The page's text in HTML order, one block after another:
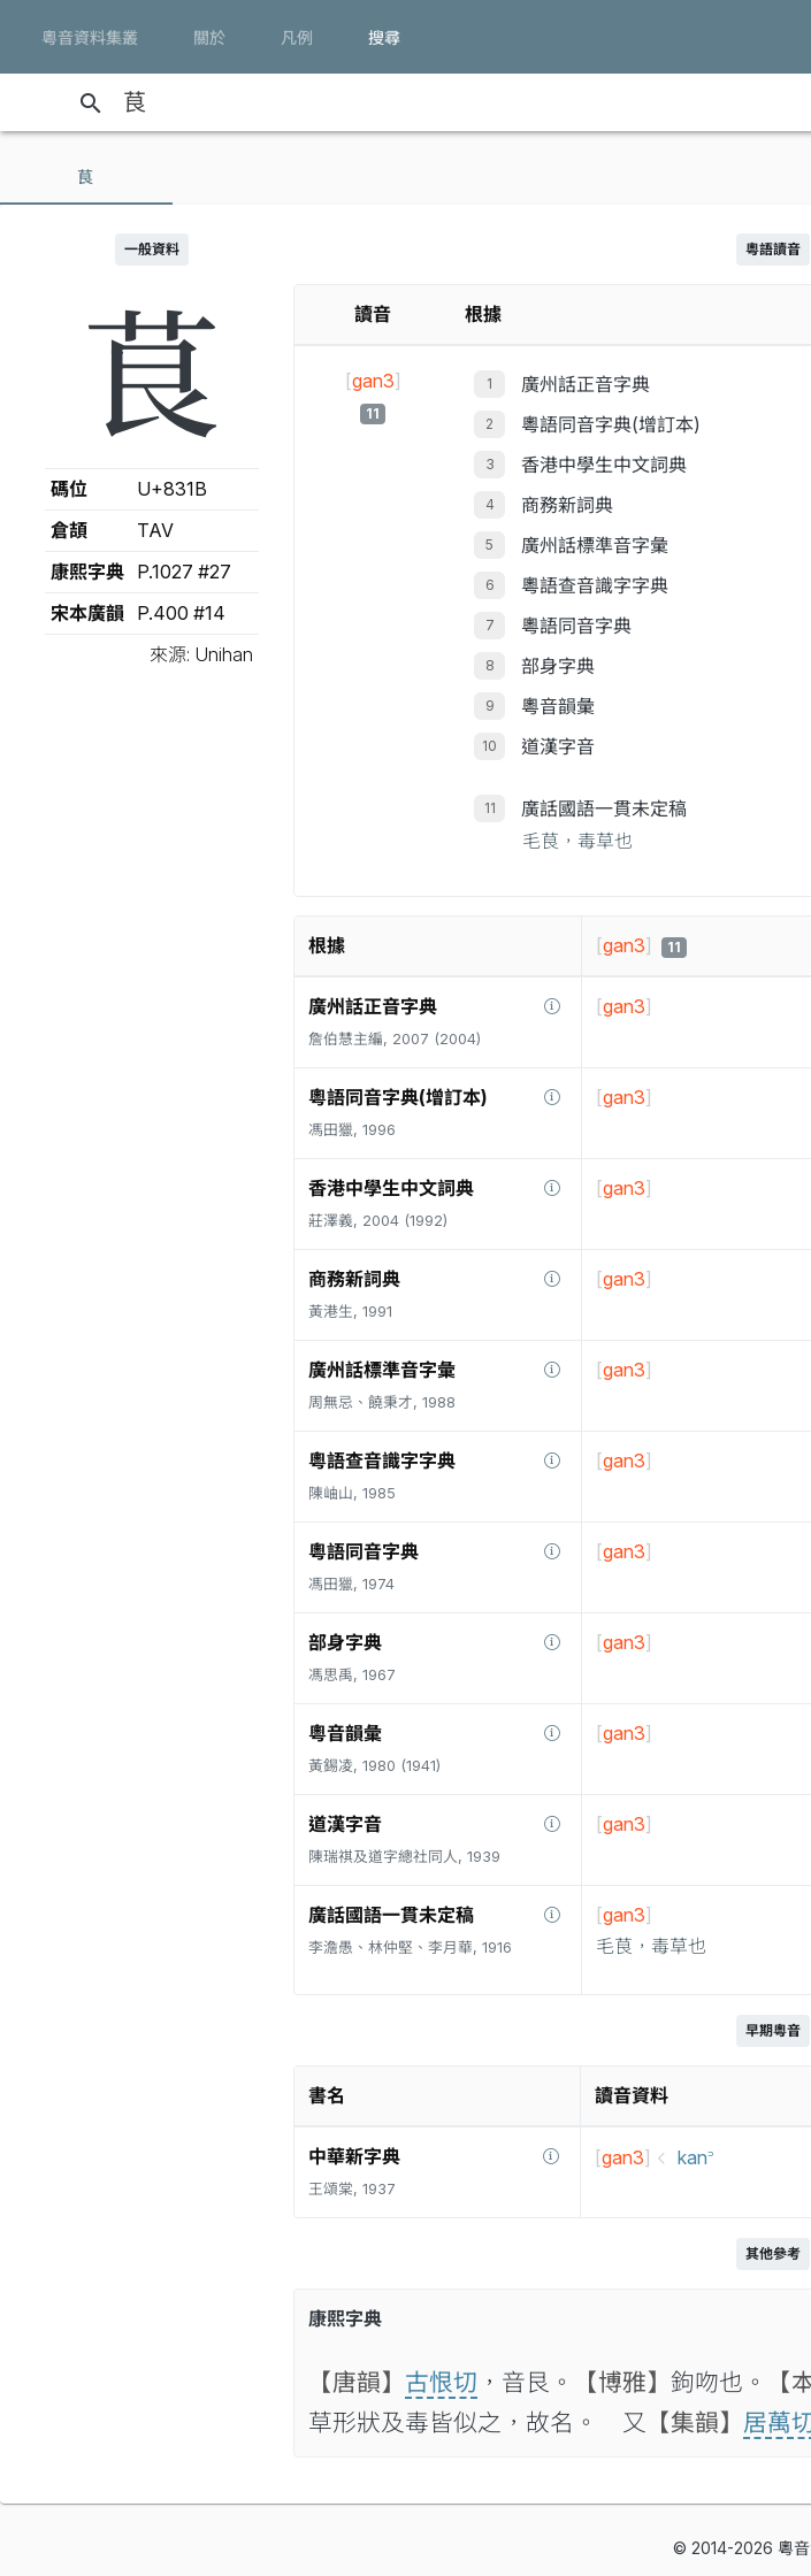
粵音資料集叢 關於 凡例 搜尋
search
茛
一般資料
茛
碼位
U+831B
倉頡
TAV
康熙字典
P.1027 #27
宋本廣韻
P.400 #14
來源: Unihan
粵語讀音
讀音 根據
[gan3]
11
廣州話正音字典
粵語同音字典(增訂本)
香港中學生中文詞典
商務新詞典
廣州話標準音字彙
粵語查音識字字典
粵語同音字典
部身字典
粵音韻彙
道漢字音
廣話國語一貫未定稿
毛茛，毒草也
根據 [gan3] 11
廣州話正音字典
詹伯慧主編, 2007 (2004)
[gan3]
粵語同音字典(增訂本)
馮田獵, 1996
[gan3]
香港中學生中文詞典
莊澤義, 2004 (1992)
[gan3]
商務新詞典
黃港生, 1991
[gan3]
廣州話標準音字彙
周無忌、饒秉才, 1988
[gan3]
粵語查音識字字典
陳岫山, 1985
[gan3]
粵語同音字典
馮田獵, 1974
[gan3]
部身字典
馮思禹, 1967
[gan3]
粵音韻彙
黃錫凌, 1980 (1941)
[gan3]
道漢字音
陳瑞祺及道字總社同人, 1939
[gan3]
廣話國語一貫未定稿
李澹愚、林仲堅、李月華, 1916
[gan3]
毛茛，毒草也
早期粵音
書名 讀音資料
中華新字典
王頌棠, 1937
[gan3] kan꜄
其他參考
康熙字典
【唐韻】 古恨切 ，音艮。 【博雅】 鉤吻也。 【
草形狀及毒皆似之，故名。 又
【集韻】 居萬
© 2014-2026 粵音